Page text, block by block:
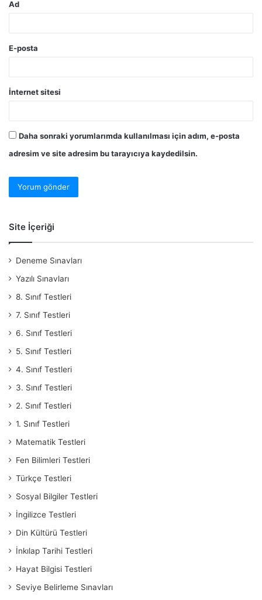
Ad
E-posta
İnternet sitesi
Daha sonraki yorumlarımda kullanılması için adım, e-posta
adresim ve site adresim bu tarayıcıya kaydedilsin.
Site İçeriği
Deneme Sınavları
Yazılı Sınavları
8. Sınıf Testleri
7. Sınıf Testleri
6. Sınıf Testleri
5. Sınıf Testleri
4. Sınıf Testleri
3. Sınıf Testleri
2. Sınıf Testleri
1. Sınıf Testleri
Matematik Testleri
Fen Bilimleri Testleri
Türkçe Testleri
Sosyal Bilgiler Testleri
İngilizce Testleri
Din Kültürü Testleri
İnkılap Tarihi Testleri
Hayat Bilgisi Testleri
Seviye Belirleme Sınavları